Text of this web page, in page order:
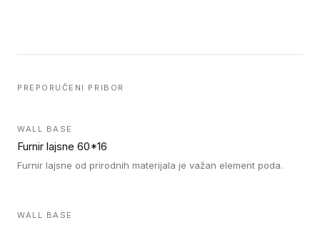
PREPORUČENI PRIBOR
WALL BASE
Furnir lajsne 60*16
Furnir lajsne od prirodnih materijala je važan element poda.
WALL BASE